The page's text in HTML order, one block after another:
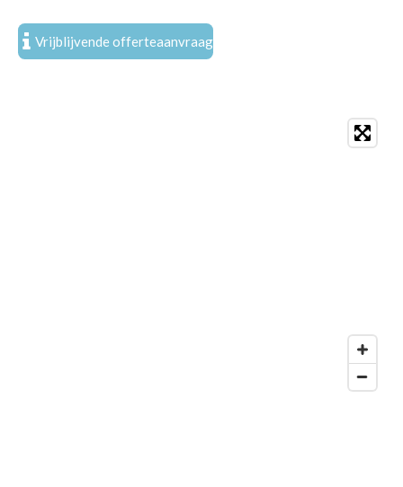
Vrijblijvende offerteaanvraag